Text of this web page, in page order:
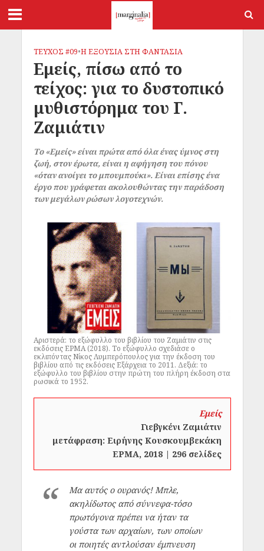
ΤΕΥΧΟΣ #09•Η ΕΞΟΥΣΙΑ ΣΤΗ ΦΑΝΤΑΣΙΑ
Εμείς, πίσω από το
τείχος: για το δυστοπικό
μυθιστόρημα του Γ.
Ζαμιάτιν
Το «Εμείς» είναι πρώτα από όλα ένας ύμνος στη
ζωή, στον έρωτα, είναι η αφήγηση του πόνου
«όταν ανοίγει το μπουμπούκι». Είναι επίσης ένα
έργο που γράφεται ακολουθώντας την παράδοση
των μεγάλων ρώσων λογοτεχνών.
Αριστερά: το εξώφυλλο του βιβλίου του Ζαμιάτιν στις
εκδόσεις ΕΡΜΑ (2018). Το εξώφυλλο σχεδιάσε ο
εκλιπόντας Νίκος Λυμπερόπουλος για την έκδοση του
βιβλίου από τις εκδόσεις Εξάρχεια το 2011. Δεξιά: το
εξώφυλλο του βιβλίου στην πρώτη του πλήρη έκδοση στα
ρωσικά το 1952.
Εμείς
Γιεβγκένι Ζαμιάτιν
μετάφραση: Ειρήνης Κουσκουμβεκάκη
ΕΡΜΑ, 2018 | 296 σελίδες
Μα αυτός ο ουρανός! Μπλε,
ακηλίδωτος από σύννεφα-τόσο
πρωτόγονα πρέπει να ήταν τα
γούστα των αρχαίων, των οποίων
οι ποιητές αντλούσαν έμπνευση